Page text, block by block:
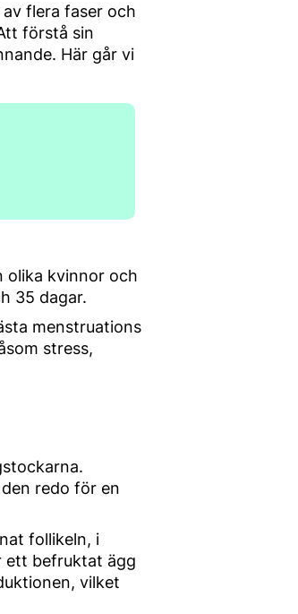
flera faser och
förstå sin
Här går vi
olika kvinnor och
35 dagar.
menstruations
stress,
redo för en
follikeln, i
ett befruktat ägg
vilket